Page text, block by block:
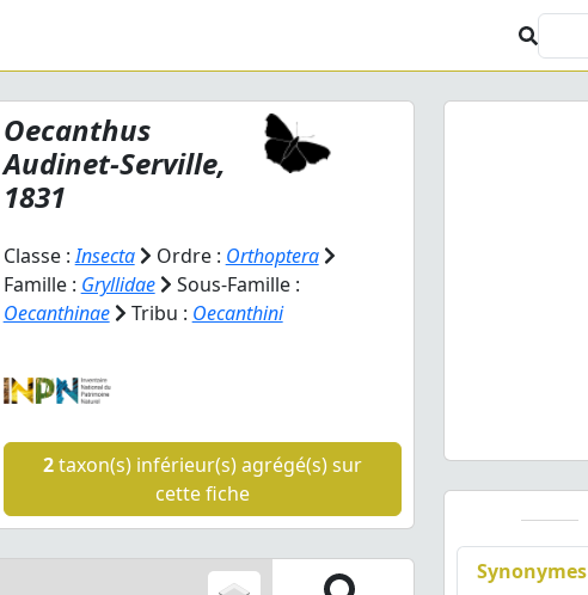
Oecanthus
Audinet-Serville,
1831
Classe :Insecta Ordre : Orthoptera
Famille : Gryllidae
Sous-Famille :
Oecanthinae
Tribu : Oecanthini
2taxon(s) inférieur(s) agrégé(s) sur
cette fiche
Synonymes